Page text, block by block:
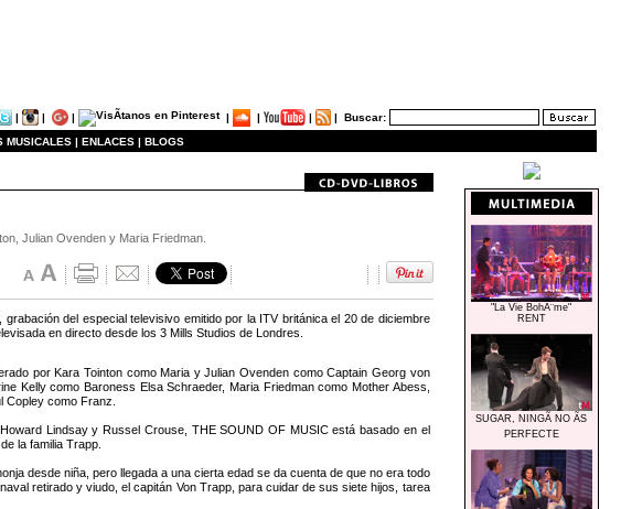
| | | | | | | Buscar:
MUSICALES | ENLACES | BLOGS
Julian Ovenden y Maria Friedman.
del especial televisivo emitido por la ITV británica el 20 de diciembre
en directo desde los 3 Mills Studios de Londres.
por Kara Tointon como Maria y Julian Ovenden como Captain Georg von
Kelly como Baroness Elsa Schraeder, Maria Friedman como Mother Abess,
como Franz.
Lindsay y Russel Crouse, THE SOUND OF MUSIC está basado en el
la familia Trapp.
desde niña, pero llegada a una cierta edad se da cuenta de que no era todo
retirado y viudo, el capitán Von Trapp, para cuidar de sus siete hijos, tarea
"La Vie BohÃ¨me"
RENT
SUGAR, NINGÃ NO ÃS
PERFECTE